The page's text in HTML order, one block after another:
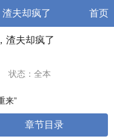
夫却疯了 首页
渣夫却疯了
状态：全本
来”
章节目录